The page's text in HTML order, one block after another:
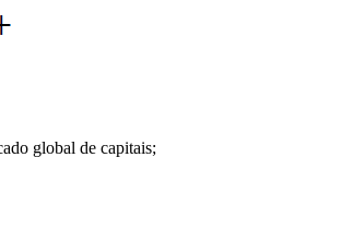
global de capitais;